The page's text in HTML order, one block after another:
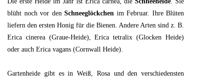
blüht noch vor den Schneeglöckchen im Februar. Ihre Blüten
liefern den ersten Honig für die Bienen. Andere Arten sind z. B.
Erica cinerea (Graue-Heide), Erica tetralix (Glocken Heide)
oder auch Erica vagans (Cornwall Heide).
Gartenheide gibt es in Weiß, Rosa und den verschiedensten